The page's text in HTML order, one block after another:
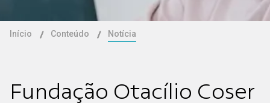
Início Conteúdo Notícia
Fundação Otacílio Coser